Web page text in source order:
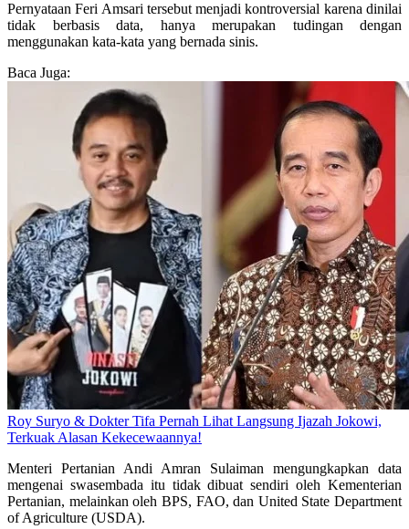
Pernyataan Feri Amsari tersebut menjadi kontroversial karena dinilai
tidak berbasis data, hanya merupakan tudingan dengan
menggunakan kata-kata yang bernada sinis.
Baca Juga:
Roy Suryo & Dokter Tifa Pernah Lihat Langsung Ijazah Jokowi,
Terkuak Alasan Kekecewaannya!
Menteri Pertanian Andi Amran Sulaiman mengungkapkan data
mengenai swasembada itu tidak dibuat sendiri oleh Kementerian
Pertanian, melainkan oleh BPS, FAO, dan United State Department
of Agriculture (USDA).